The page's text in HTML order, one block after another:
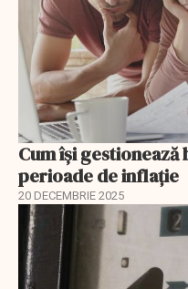
Cum își
perioade de inflație
20 DECEMBRIE 2025